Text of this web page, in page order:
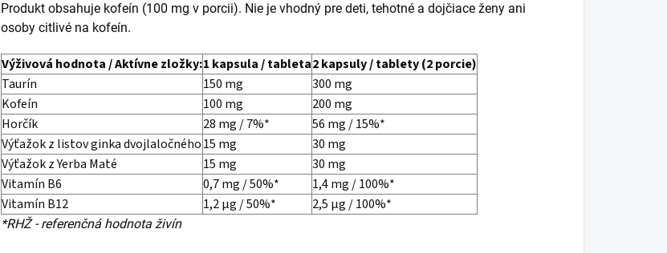
Produkt obsahuje kofeín (100 mg v porcii). Nie je vhodný pre deti, tehotné a dojčiace ženy ani
osoby citlivé na kofeín.
Výživová hodnota / Aktívne zložky:1 kapsula / tableta2 kapsuly / tablety (2 porcie)
Taurín
150 mg
300 mg
Kofeín
100 mg
200 mg
Horčík
28 mg / 7%*
56 mg / 15%*
Výťažok z listov ginka dvojlaločného15 mg
30 mg
Výťažok z Yerba Maté
15 mg
30 mg
Vitamín B6
0,7 mg / 50%*
1,4 mg / 100%*
Vitamín B12
1,2 µg / 50%* 2,5 µg / 100%*
*RHŽ - referenčná hodnota živín